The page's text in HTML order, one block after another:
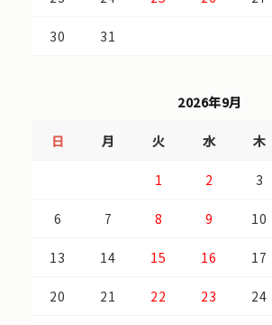
30 31
2026年9月
日 月 火 水 木
1 2 3
6 7 8 9 10
13 14 15 16 17
20 21 22 23 24